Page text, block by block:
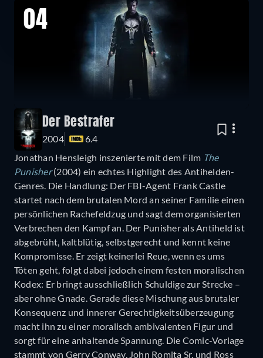
04
Der Bestrafer
2004
6.4
Jonathan Hensleigh inszenierte mit dem Film The
Punisher(2004) ein echtes Highlight des Antihelden-
Genres. Die Handlung: Der FBI-Agent Frank Castle
startet nach dem brutalen Mord an seiner Familie einen
persönlichen Rachefeldzug und sagt dem organisierten
Verbrechen den Kampf an. Der Punisher als Antiheld ist
abgebrüht, kaltblütig, selbstgerecht und kennt keine
Kompromisse. Er zeigt keinerlei Reue, wenn es ums
Töten geht, folgt dabei jedoch einem festen moralischen
Kodex: Er bringt ausschließlich Schuldige zur Strecke –
aber ohne Gnade. Gerade diese Mischung aus brutaler
Konsequenz und innerer Gerechtigkeitsüberzeugung
macht ihn zu einer moralisch ambivalenten Figur und
sorgt für eine anhaltende Spannung. Die Comic-Vorlage
stammt von Gerry Conway, John Romita Sr. und Ross